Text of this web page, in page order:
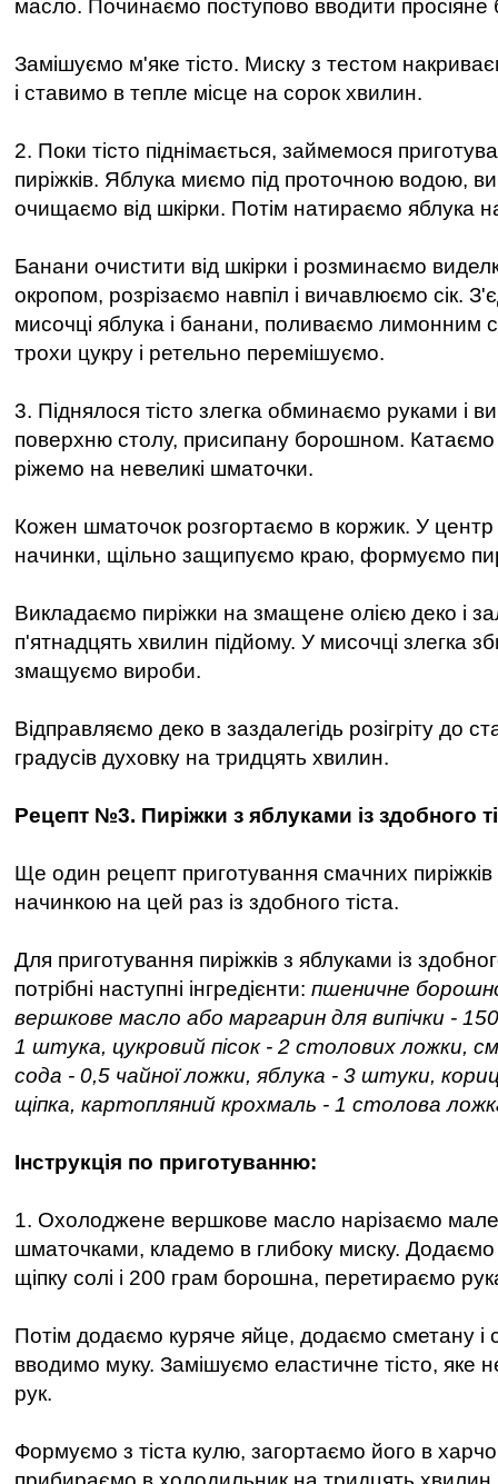
масло. Починаємо поступово вводити
Замішуємо м'яке тісто. Миску з тестом
і ставимо в тепле місце на сорок хвилин.
2. Поки тісто піднімається, займемося
пиріжків. Яблука миємо під проточною водою,
очищаємо від шкірки. Потім натираємо яблука
Банани очистити від шкірки і розминаємо
окропом, розрізаємо навпіл і вичавлюємо сік.
мисочці яблука і банани, поливаємо лимонним
трохи цукру і ретельно перемішуємо.
3. Піднялося тісто злегка обминаємо руками і
поверхню столу, присипану борошном. Катаємо
ріжемо на невеликі шматочки.
Кожен шматочок розгортаємо в коржик. У
начинки, щільно защипуємо краю, формуємо
Викладаємо пиріжки на змащене олією деко і
п'ятнадцять хвилин підйому. У мисочці злегка
змащуємо вироби.
Відправляємо деко в заздалегідь розігріту до
градусів духовку на тридцять хвилин.
Рецепт №3. Пиріжки з яблуками із здобного
Ще один рецепт приготування смачних
начинкою на цей раз із здобного тіста.
Для приготування пиріжків з яблуками із
потрібні наступні інгредієнти: пшеничне
вершкове масло або маргарин для випічки -
1 штука, цукровий пісок - 2 столових ложки,
сода - 0,5 чайної ложки, яблука - 3 штуки,
щіпка, картопляний крохмаль - 1 столова
Інструкція по приготуванню:
1. Охолоджене вершкове масло нарізаємо
шматочками, кладемо в глибоку миску. Додаємо
щіпку солі і 200 грам борошна, перетираємо
Потім додаємо куряче яйце, додаємо сметану і
вводимо муку. Замішуємо еластичне тісто, яке
рук.
Формуємо з тіста кулю, загортаємо його в